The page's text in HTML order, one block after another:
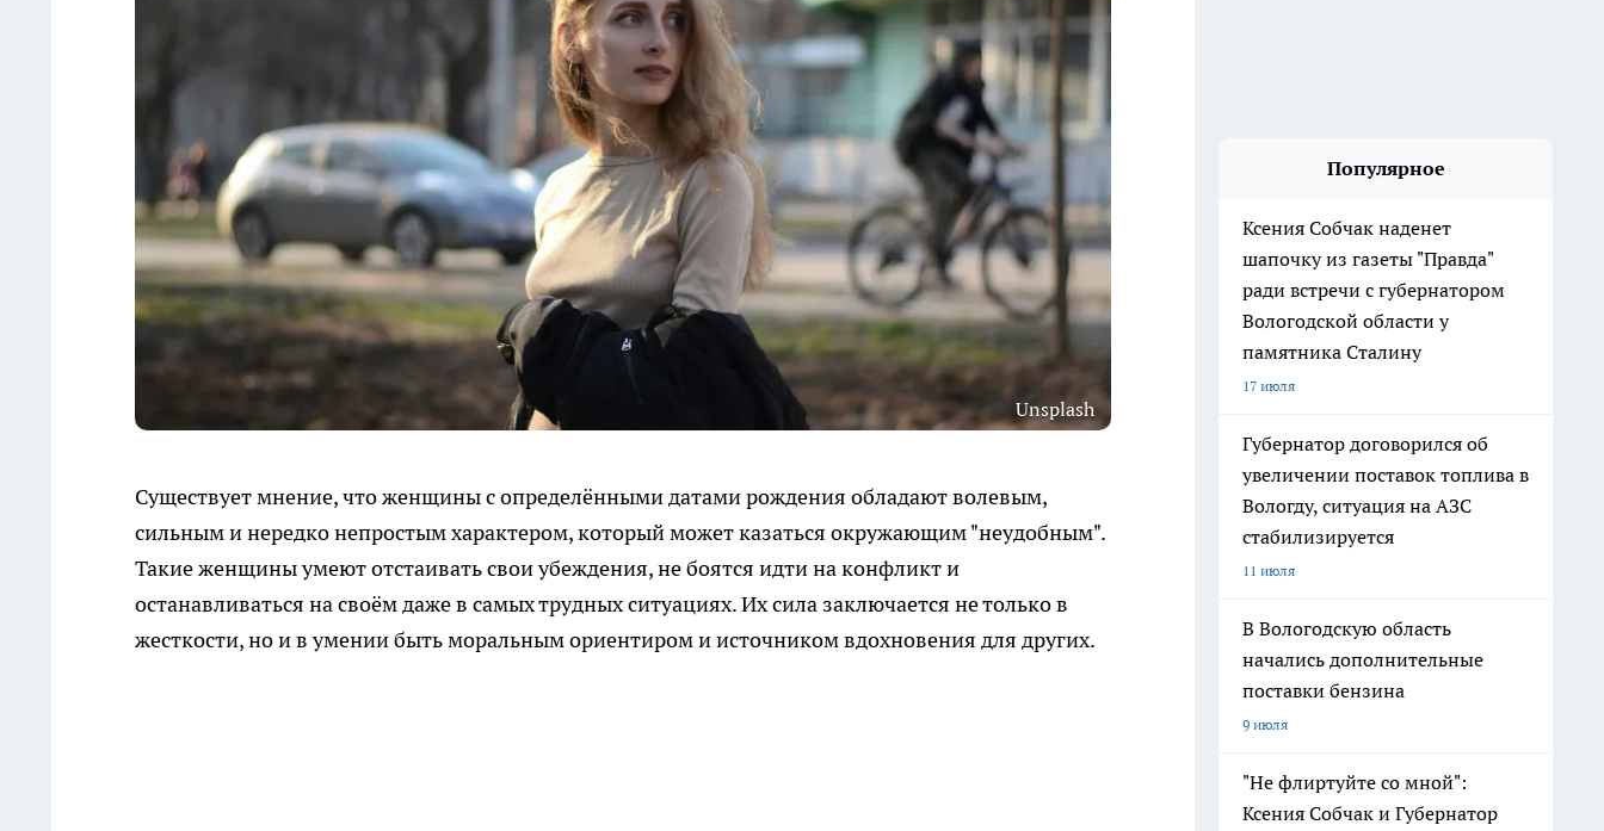
Unsplash
Существует мнение, что женщины с определёнными датами рождения обладают волевым,
сильным и нередко непростым характером, который может казаться окружающим "неудобным".
Такие женщины умеют отстаивать свои убеждения, не боятся идти на конфликт и
останавливаться на своём даже в самых трудных ситуациях. Их сила заключается не только в
жесткости, но и в умении быть моральным ориентиром и источником вдохновения для других.
Популярное
Ксения Собчак наденет
шапочку из газеты "Правда"
ради встречи с губернатором
Вологодской области у
памятника Сталину
17 июля
Губернатор договорился об
увеличении поставок топлива в
Вологду, ситуация на АЗС
стабилизируется
11 июля
В Вологодскую область
начались дополнительные
поставки бензина
9 июля
"Не флиртуйте со мной":
Ксения Собчак и Губернатор